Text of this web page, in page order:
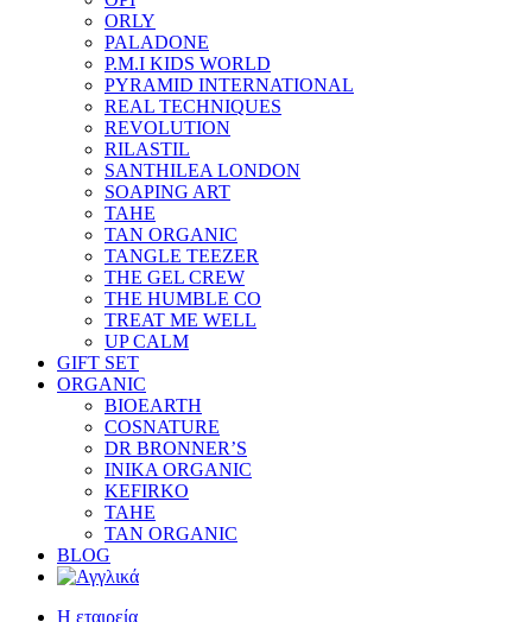
ORLY
PALADONE
P.M.I KIDS WORLD
PYRAMID INTERNATIONAL
REAL TECHNIQUES
REVOLUTION
RILASTIL
SANTHILEA LONDON
SOAPING ART
TAHE
TAN ORGANIC
TANGLE TEEZER
THE GEL CREW
THE HUMBLE CO
TREAT ME WELL
UP CALM
GIFT SET
ORGANIC
BIOEARTH
COSNATURE
DR BRONNER’S
INIKA ORGANIC
KEFIRKO
TAHE
TAN ORGANIC
BLOG
Η εταιρεία